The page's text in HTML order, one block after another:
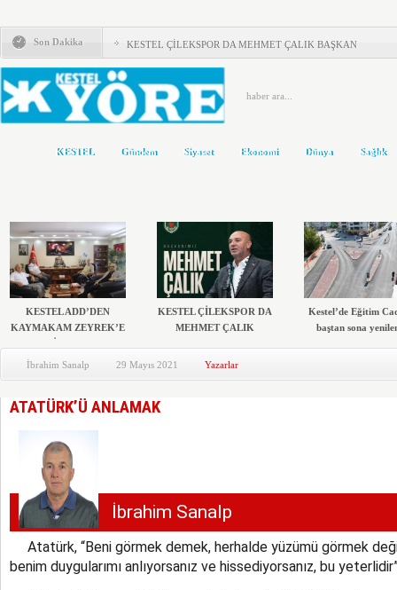
Son Dakika KESTEL ÇİLEKSPOR DA MEHMET ÇALIK BAŞKAN
Kestel’de Eğitim Caddesi baştan sona yenilendi
Türkiye Yeni Bir siyasi Dönemin Eşiğinde
Karacabey ve Mustafakemalpaşa’da yollar yenileniyor
Kestel’in Yetiştirdiği Gümrük Müşavirleri
MHP’DE AHMET ERASLAN GÜVEN TAZELEDİ
KESTEL Gündem Siyaset Ekonomi Dünya Sağlık
KESTEL ADD’DEN
KAYMAKAM ZEYREK’E
KESTEL ÇİLEKSPOR DA
MEHMET ÇALIK
Kestel’de Eğitim
baştan sona
İbrahim Sanalp 29 Mayıs 2021 Yazarlar
ATATÜRK’Ü ANLAMAK
İbrahim Sanalp
Atatürk, “Beni görmek demek, herhalde yüzümü görmek
benim duygularımı anlıyorsanız ve hissediyorsanız, bu